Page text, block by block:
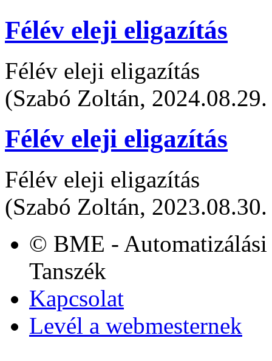
Félév eleji eligazítás
Félév eleji eligazítás
(Szabó Zoltán,
Félév eleji eligazítás
Félév eleji eligazítás
(Szabó Zoltán,
© BME -
Tanszék
Kapcsolat
Levél a webmesternek